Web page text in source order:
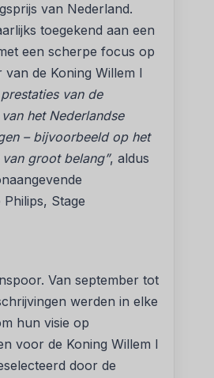
van Nederland.
toegekend aan een
een scherpe focus op
de Koning Willem I
van de
het Nederlandse
– bijvoorbeeld op het
groot belang”, aldus
Stage
Van september tot
werden in elke
hun visie op
voor de Koning Willem I
door de